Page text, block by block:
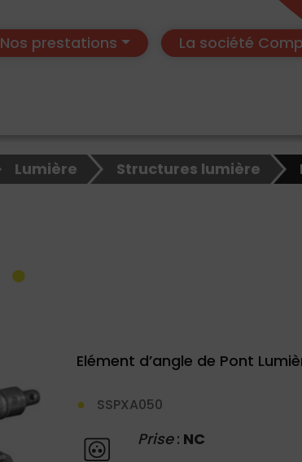
Nos prestations La société
Lumière Structures lumière
Elément d’angle de Pont
SSPXA050
Prise: NC